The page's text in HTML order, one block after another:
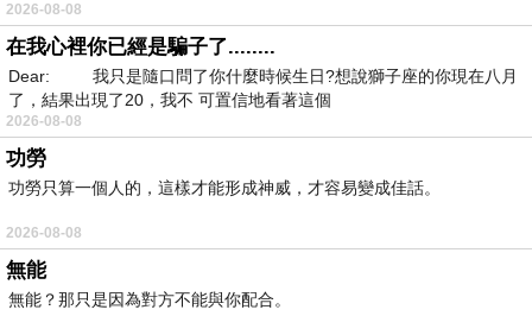
2026-08-08
在我心裡你已經是騙子了........
Dear: 我只是隨口問了你什麼時候生日?想說獅子座的你現在八月
了，結果出現了20，我不 可置信地看著這個
2026-08-08
功勞
功勞只算一個人的，這樣才能形成神威，才容易變成佳話。
2026-08-08
無能
無能？那只是因為對方不能與你配合。